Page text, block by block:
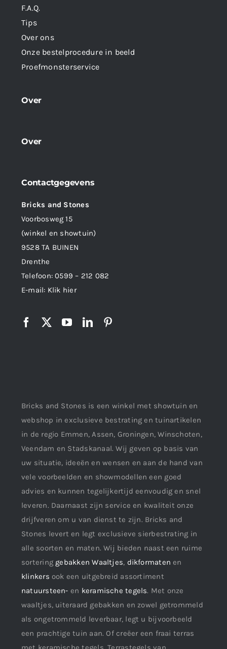
F.A.Q.
Tips
Over ons
Onze bestelprocedure in beeld
Proefmonsterservice
Over
Over
Contactgegevens
Bricks and Stones
Voorbosweg 15
(winkel en showtuin)
9528 TA BUINEN
Drenthe
Telefoon:0599 – 212 082
E-mail: Klik hier
Bricks and Stones is een winkel met showtuin en
webshop in exclusieve bestrating en tuinartikelen
in de regio Emmen, Assen, Groningen, Winschoten,
Veendam en Stadskanaal. Wij geven op basis van
uw situatie, ideeën en wensen en aan de hand van
vele voorbeelden en showmodellen een goed
advies en kunnen tegelijkertijd eenvoudig en snel
leveren. Daarnaast zijn service en kwaliteit onze
drijfveren om u van dienst te zijn. Bricks and
Stones levert en legt exclusieve sierbestrating in
alle soorten en maten. Wij bieden naast een ruime
sortering gebakken Waaltjes, dikformaten en
klinkers ook een uitgebreid assortiment
natuursteen- en keramische tegels. Met onze
waaltjes, uiteraard gebakken en zowel getrommeld
als ongetrommeld leverbaar, legt u bijvoorbeeld
een prachtige tuin aan. Of creëer een fraai terras